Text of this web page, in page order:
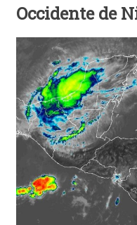
Occidente de